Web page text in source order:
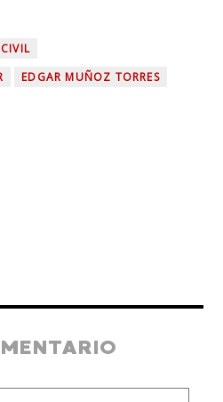
EDGAR MUÑOZ TORRES